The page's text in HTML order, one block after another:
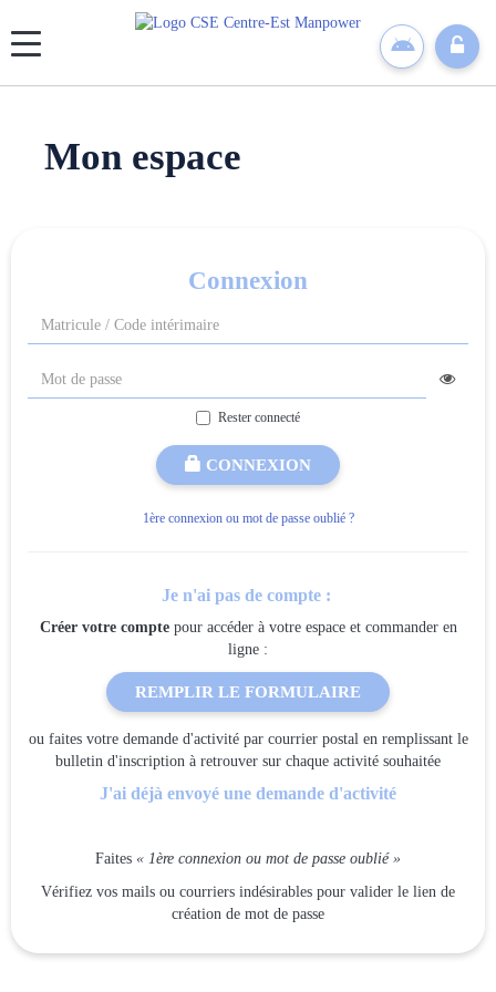
Mon espace
Connexion
Rester connecté
CONNEXION
1ère connexion ou mot de passe oublié ?
Je n'ai pas de compte :
Créer votre compte pour accéder à votre espace et commander en
ligne :
REMPLIR LE FORMULAIRE
ou faites votre demande d'activité par courrier postal en remplissant le
bulletin d'inscription à retrouver sur chaque activité souhaitée
J'ai déjà envoyé une demande d'activité
Faites « 1ère connexion ou mot de passe oublié »
Vérifiez vos mails ou courriers indésirables pour valider le lien de
création de mot de passe
Panneau de gestion des cookies